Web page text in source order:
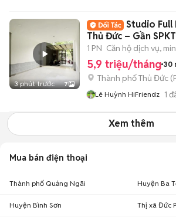
3 phút trước 7
Studio Full
Thủ Đức – Gần
HUTECH MỚI
1 PN Căn hộ dịch vụ,
5,9 triệu/tháng 30
Thành phố Thủ Đức (
Lê Huỳnh HiFriendz 1
Xem thêm
Mua bán điện thoại
Thành phố Quảng Ngãi Huyện Ba
Huyện Bình Sơn Thị xã Đức